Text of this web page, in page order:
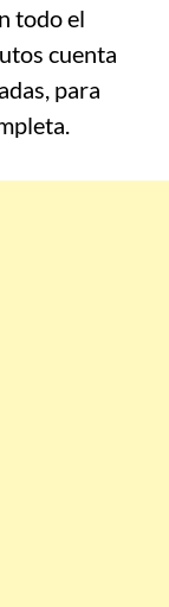
todo el
cuenta
para